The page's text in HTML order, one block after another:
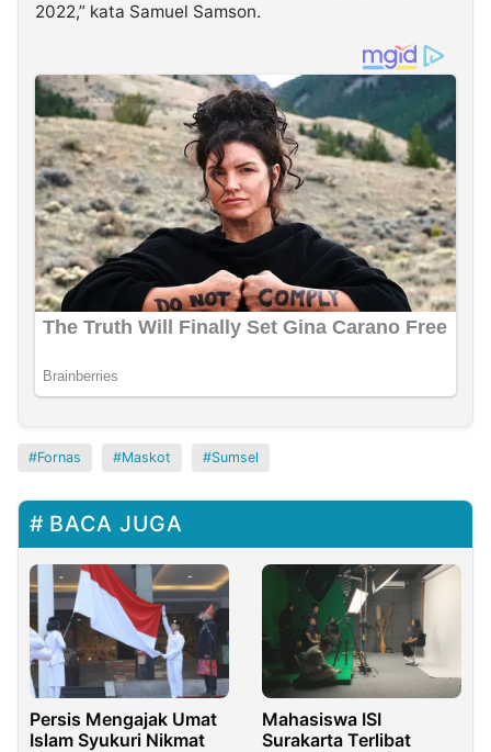
2022,” kata Samuel Samson.
Fornas Maskot Sumsel
BACA JUGA
Persis Mengajak Umat
Islam Syukuri Nikmat
Mahasiswa ISI
Surakarta Terlibat